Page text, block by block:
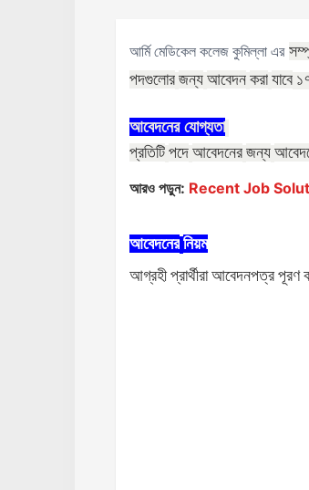
আর্মি মেডিকেল কলেজ কুমিল্লা এর
পদগুলোর জন্য আবেদন করা যাবে
আবেদনের যোগ্যতা
প্রতিটি পদে আবেদনের জন্য
আরও পড়ুন: Recent Job
আবেদনের নিয়ম
আগ্রহী প্রার্থীরা আবেদনপত্র পূরণ